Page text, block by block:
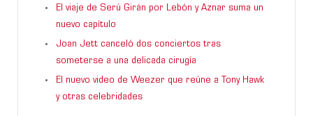
El viaje de Serú Girán por Lebón y Aznar suma un
nuevo capítulo
Joan Jett canceló dos conciertos tras
someterse a una delicada cirugía
El nuevo video de Weezer que reúne a Tony Hawk
y otras celebridades